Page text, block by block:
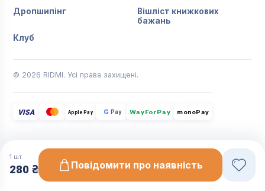
1 шт.
280 ₴ Повідомити про наявність
Дропшипінг
Вішліст книжкових
бажань
Клуб
© 2026 RIDMI. Усі права захищені.
VISA Apple Pay G Pay WayForPay monoPay